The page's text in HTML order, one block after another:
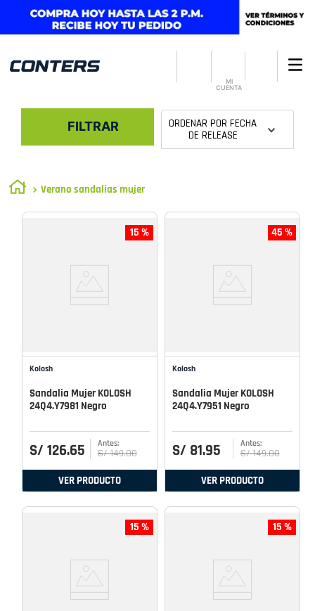
MI
CUENTA
FILTRAR ORDENAR POR FECHA
DE RELEASE
Verano sandalias mujer
15 %
Kolosh
Sandalia Mujer KOLOSH
24Q4.Y7981 Negro
S/ 126.65 S/ 149.00
VER PRODUCTO
45 %
Kolosh
Sandalia Mujer KOLOSH
24Q4.Y7951 Negro
S/ 81.95 S/ 149.00
VER PRODUCTO
15 % 15 %